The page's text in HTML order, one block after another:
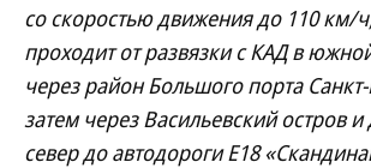
со скоростью движения до 110 км/
проходит от развязки с КАД в
через район Большого порта
затем через Васильевский остров
север до автодороги Е18